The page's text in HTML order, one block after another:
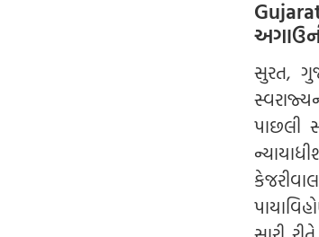
સુરત,
પાછલી